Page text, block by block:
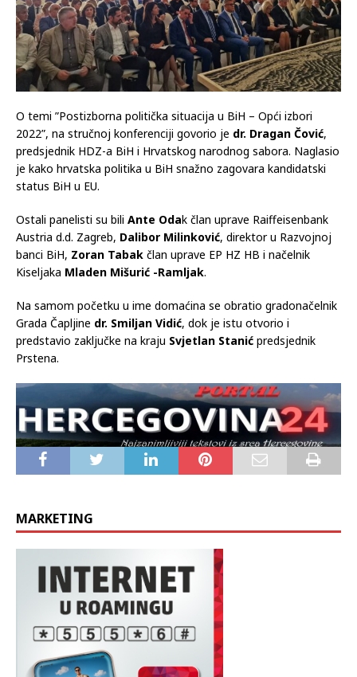
O temi ”Postizborna politička situacija u BiH – Opći izbori
2022”, na stručnoj konferenciji govorio je dr. Dragan Čović,
predsjednik HDZ-a BiH i Hrvatskog narodnog sabora. Naglasio
je kako hrvatska politika u BiH snažno zagovara kandidatski
status BiH u EU.
Ostali panelisti su bili Ante Odak član uprave Raiffeisenbank
Austria d.d. Zagreb, Dalibor Milinković, direktor u Razvojnoj
banci BiH, Zoran Tabak član uprave EP HZ HB i načelnik
Kiseljaka Mladen Mišurić -Ramljak.
Na samom početku u ime domaćina se obratio gradonačelnik
Grada Čapljine dr. Smiljan Vidić, dok je istu otvorio i
predstavio zaključke na kraju Svjetlan Stanić predsjednik
Prstena.
MARKETING